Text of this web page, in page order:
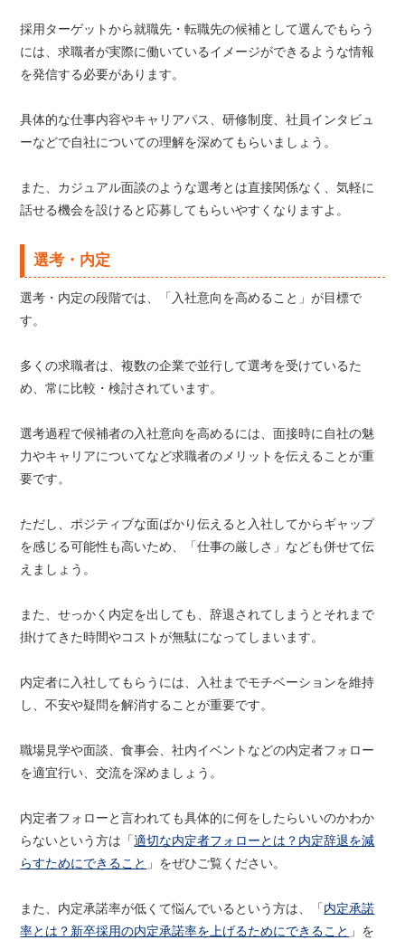
採用ターゲットから就職先・転職先の候補として選んでもらう
には、求職者が実際に働いているイメージができるような情報
を発信する必要があります。
具体的な仕事内容やキャリアパス、研修制度、社員インタビュ
ーなどで自社についての理解を深めてもらいましょう。
また、カジュアル面談のような選考とは直接関係なく、気軽に
話せる機会を設けると応募してもらいやすくなりますよ。
選考・内定
選考・内定の段階では、「入社意向を高めること」が目標で
す。
多くの求職者は、複数の企業で並行して選考を受けているた
め、常に比較・検討されています。
選考過程で候補者の入社意向を高めるには、面接時に自社の魅
力やキャリアについてなど求職者のメリットを伝えることが重
要です。
ただし、ポジティブな面ばかり伝えると入社してからギャップ
を感じる可能性も高いため、「仕事の厳しさ」なども併せて伝
えましょう。
また、せっかく内定を出しても、辞退されてしまうとそれまで
掛けてきた時間やコストが無駄になってしまいます。
内定者に入社してもらうには、入社までモチベーションを維持
し、不安や疑問を解消することが重要です。
職場見学や面談、食事会、社内イベントなどの内定者フォロー
を適宜行い、交流を深めましょう。
内定者フォローと言われても具体的に何をしたらいいのかわか
らないという方は「適切な内定者フォローとは？内定辞退を減
らすためにできること 」をぜひご覧ください。
また、内定承諾率が低くて悩んでいるという方は、「内定承諾
率とは？新卒採用の内定承諾率を上げるためにできること 」を